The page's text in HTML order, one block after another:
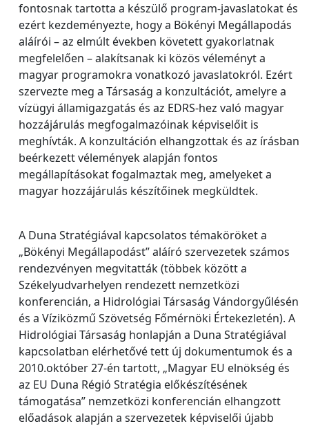
fontosnak tartotta a készülő program-javaslatokat és
ezért kezdeményezte, hogy a Bökényi Megállapodás
aláírói – az elmúlt években követett gyakorlatnak
megfelelően – alakítsanak ki közös véleményt a
magyar programokra vonatkozó javaslatokról. Ezért
szervezte meg a Társaság a konzultációt, amelyre a
vízügyi államigazgatás és az EDRS-hez való magyar
hozzájárulás megfogalmazóinak képviselőit is
meghívták. A konzultáción elhangzottak és az írásban
beérkezett vélemények alapján fontos
megállapításokat fogalmaztak meg, amelyeket a
magyar hozzájárulás készítőinek megküldtek.
A Duna Stratégiával kapcsolatos témaköröket a
„Bökényi Megállapodást” aláíró szervezetek számos
rendezvényen megvitatták (többek között a
Székelyudvarhelyen rendezett nemzetközi
konferencián, a Hidrológiai Társaság Vándorgyűlésén
és a Víziközmű Szövetség Főmérnöki Értekezletén). A
Hidrológiai Társaság honlapján a Duna Stratégiával
kapcsolatban elérhetővé tett új dokumentumok és a
2010.október 27-én tartott, „Magyar EU elnökség és
az EU Duna Régió Stratégia előkészítésének
támogatása” nemzetközi konferencián elhangzott
előadások alapján a szervezetek képviselői újabb